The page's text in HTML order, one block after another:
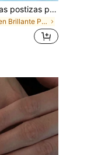
120 piezas de uñas postizas para los pies de estilo francés para mujer, rosa y blanco, cobertura completa, engrosadas, pegatinas de extensión de uñas, adecuadas para arte de uñas DIY
en Brillante Presione sobre uñas postizas